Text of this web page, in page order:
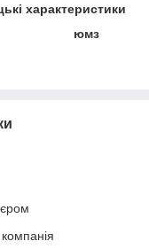
характеристики
юмз